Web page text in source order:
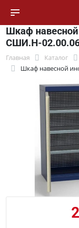
Шкаф
СШИ.Н-
Главная Каталог
Шкаф навесной